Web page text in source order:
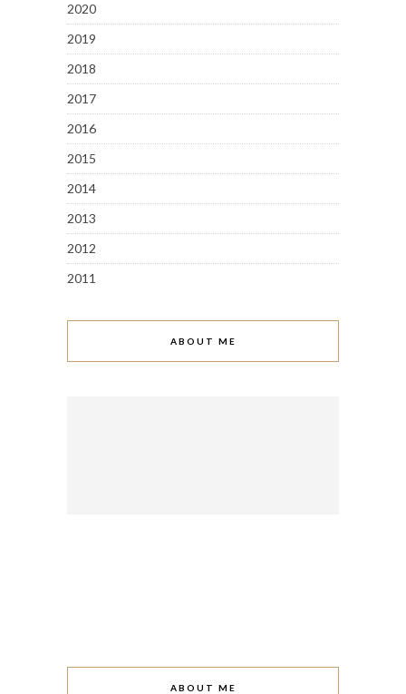
2020
2019
2018
2017
2016
2015
2014
2013
2012
2011
ABOUT ME
ABOUT ME